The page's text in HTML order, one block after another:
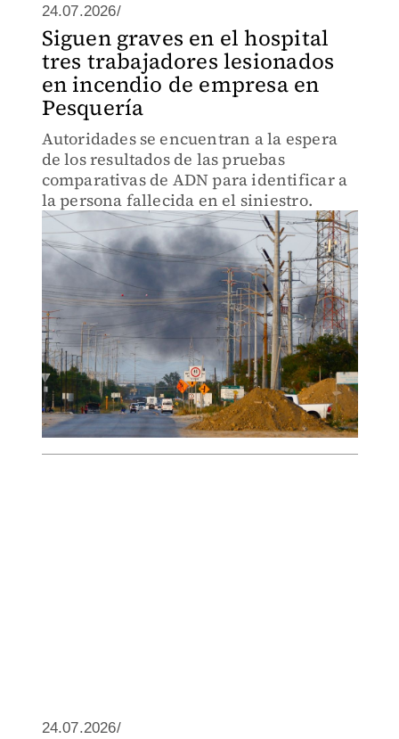
24.07.2026/
Siguen graves en el hospital
tres trabajadores lesionados
en incendio de empresa en
Pesquería
Autoridades se encuentran a la espera
de los resultados de las pruebas
comparativas de ADN para identificar a
la persona fallecida en el siniestro.
24.07.2026/